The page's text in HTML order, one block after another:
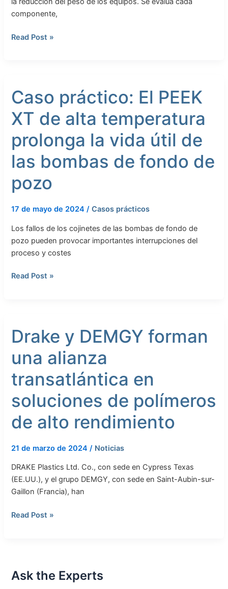
componente,
de
fluidos
Read Post »
Caso práctico: El PEEK
XT de alta temperatura
prolonga la vida útil de
las bombas de fondo de
pozo
17 de mayo de 2024/Casos prácticos
Los fallos de los cojinetes de las bombas de fondo de
pozo pueden provocar importantes interrupciones del
proceso y costes
práctico:
El
PEEK
de
alta
temperatura
prolonga
la
de
las
bombas
fondo
Read Post »
Drake y DEMGY forman
una alianza
transatlántica en
soluciones de polímeros
de alto rendimiento
21 de marzo de 2024/ Noticias
DRAKE Plastics Ltd. Co., con sede en Cypress Texas
(EE.UU.), y el grupo DEMGY, con sede en Saint-Aubin-sur-
Gaillon (Francia), han
y
DEMGY
forman
alianza
transatlántica
en
soluciones
de
alto
rendimiento
Read Post »
Ask the Experts